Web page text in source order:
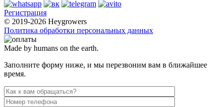
Регистрация
© 2019-2026 Heygrowers
Политика обработки персональных данных
Made by humans on the earth.
Заполните форму ниже, и мы перезвоним вам в ближайшее
время.